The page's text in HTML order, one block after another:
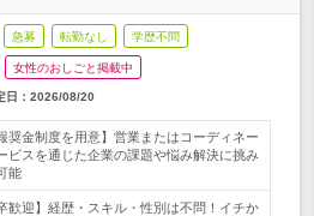
急募 転勤なし 学歴不問
女性のおしごと掲載中
日： 2026/08/20
奨金制度を用意】営業またはコーディネー
ビスを通じた企業の課題や悩み解決に挑み
能
歓迎】経歴・スキル・性別は不問！イチか